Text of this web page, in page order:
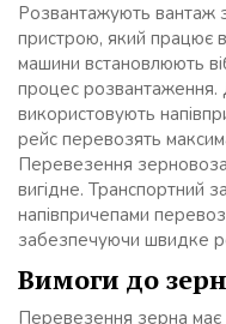
Розвантажують вантаж
пристрою, який працює
машини встановлюють
процес
використовують
рейс перевозять
Перевезення
вигідне. Транспортний
напівпричепами
забезпечуючи швидке
Вимоги до
Перевезення зерна має